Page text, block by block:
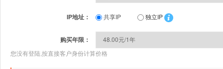
IP地址： 共享IP 独立IP
购买年限：
您没有登陆,按直接客户身份计算价格